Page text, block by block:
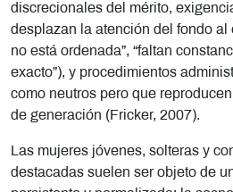
discrecionales del mérito,
desplazan la atención del fondo al
no está ordenada”, “faltan
exacto”), y procedimientos
como neutros pero que
de generación (Fricker, 2007).
Las mujeres jóvenes, solteras y
destacadas suelen ser objeto de